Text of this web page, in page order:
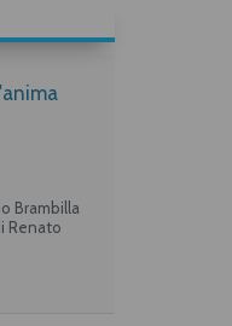
Brambilla
Renato